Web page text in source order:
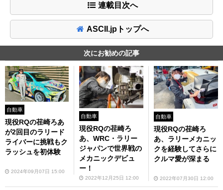
連載目次へ
ASCII.jpトップへ
次にお勧めの記事
自動車
現役RQの荏崎ろあ
が2回目のラリード
ライバーに挑戦もク
ラッシュを初体験
2024年09月07日 15:00
自動車
現役RQの荏崎ろ
あ、WRC・ラリー
ジャパンで世界戦の
メカニックデビュ
ー！
2022年12月25日 12:00
自動車
現役RQの荏崎ろ
あ、ラリーメカニッ
クを経験してさらに
クルマ愛が深まる
2022年07月30日 12:00